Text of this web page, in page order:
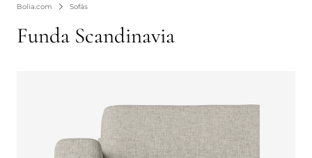
Bolia.com Sofás
Funda Scandinavia